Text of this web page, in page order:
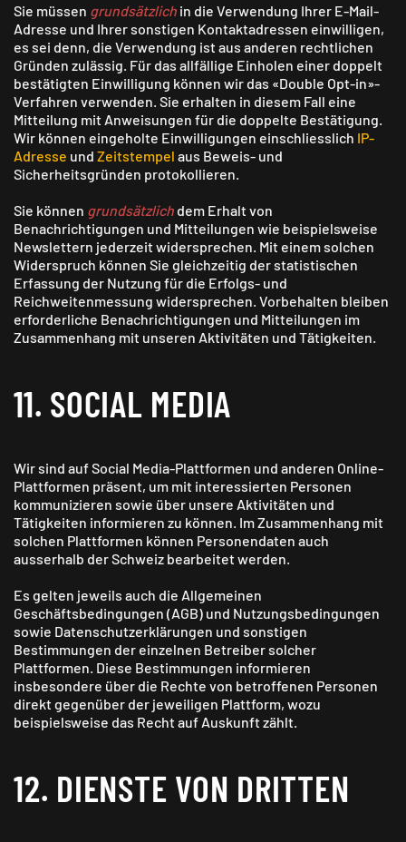
Sie müssen grundsätzlich in die Verwendung Ihrer E-Mail-
Adresse und Ihrer sonstigen Kontaktadressen einwilligen,
es sei denn, die Verwendung ist aus anderen rechtlichen
Gründen zulässig. Für das allfällige Einholen einer doppelt
bestätigten Einwilligung können wir das «Double Opt-in»-
Verfahren verwenden. Sie erhalten in diesem Fall eine
Mitteilung mit Anweisungen für die doppelte Bestätigung.
Wir können eingeholte Einwilligungen einschliesslich IP-
Adresse und Zeitstempel aus Beweis- und
Sicherheitsgründen protokollieren.
Sie können grundsätzlich dem Erhalt von
Benachrichtigungen und Mitteilungen wie beispielsweise
Newslettern jederzeit widersprechen. Mit einem solchen
Widerspruch können Sie gleichzeitig der statistischen
Erfassung der Nutzung für die Erfolgs- und
Reichweitenmessung widersprechen. Vorbehalten bleiben
erforderliche Benachrichtigungen und Mitteilungen im
Zusammenhang mit unseren Aktivitäten und Tätigkeiten.
11. SOCIAL MEDIA
Wir sind auf Social Media-Plattformen und anderen Online-
Plattformen präsent, um mit interessierten Personen
kommunizieren sowie über unsere Aktivitäten und
Tätigkeiten informieren zu können. Im Zusammenhang mit
solchen Plattformen können Personendaten auch
ausserhalb der Schweiz bearbeitet werden.
Es gelten jeweils auch die Allgemeinen
Geschäftsbedingungen (AGB) und Nutzungsbedingungen
sowie Datenschutzerklärungen und sonstigen
Bestimmungen der einzelnen Betreiber solcher
Plattformen. Diese Bestimmungen informieren
insbesondere über die Rechte von betroffenen Personen
direkt gegenüber der jeweiligen Plattform, wozu
beispielsweise das Recht auf Auskunft zählt.
12. DIENSTE VON DRITTEN